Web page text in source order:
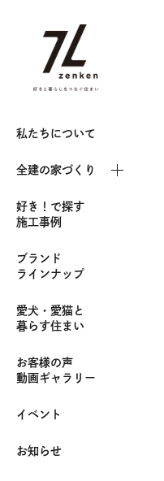
私たちについて
全建の家づくり
好き！で探す
施工事例
ブランド
ラインナップ
愛犬・愛猫と
暮らす住まい
お客様の声
動画ギャラリー
イベント
お知らせ